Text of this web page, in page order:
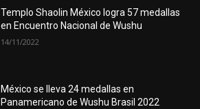
Templo Shaolin México logra 57 medallas
en Encuentro Nacional de Wushu
14/11/2022
México se lleva 24 medallas en
Panamericano de Wushu Brasil 2022